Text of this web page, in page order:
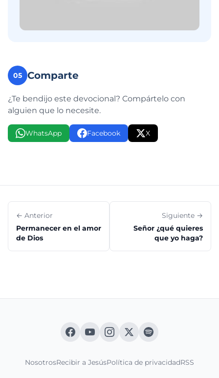
05 Comparte
¿Te bendijo este devocional? Compártelo con
alguien que lo necesite.
WhatsApp Facebook X
← Anterior
Permanecer en el amor
de Dios
Siguiente →
Señor ¿qué quieres
que yo haga?
NosotrosRecibir a JesúsPolítica de privacidadRSS